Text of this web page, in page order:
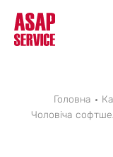
Головна
Чоловіча